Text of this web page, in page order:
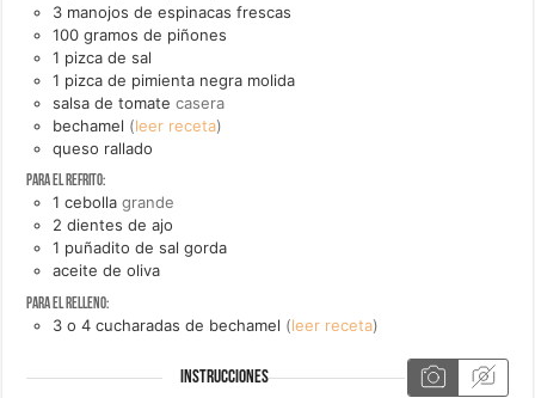
3 manojos de espinacas frescas
100 gramos de piñones
1 pizca de sal
1 pizca de pimienta negra molida
salsa de tomate casera
bechamel (leer receta)
queso rallado
Para el refrito:
1 cebolla grande
2 dientes de ajo
1 puñadito de sal gorda
aceite de oliva
Para el relleno:
3 o 4 cucharadas de bechamel (leer receta)
INSTRUCCIONES